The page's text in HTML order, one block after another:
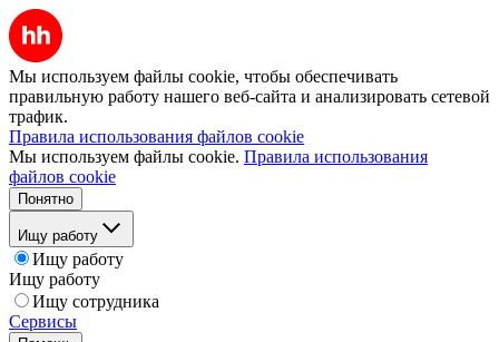
Мы используем файлы cookie, чтобы обеспечивать
правильную работу нашего веб-сайта и анализировать сетевой
трафик.
Правила использования файлов cookie
Мы используем файлы cookie. Правила использования
файлов cookie
Понятно
Ищу работу
Ищу работу
Ищу работу
Ищу сотрудника
Сервисы